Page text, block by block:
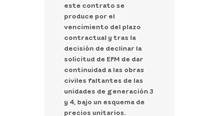
este contrato se
produce por el
vencimiento del plazo
contractual y tras la
decisión de declinar la
solicitud de EPM de dar
continuidad a las obras
civiles faltantes de las
unidades de generación 3
y 4, bajo un esquema de
precios unitarios.